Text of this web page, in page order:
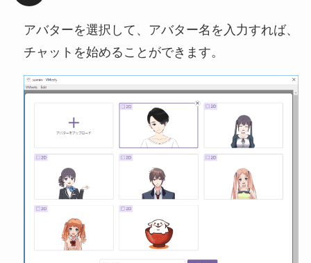
アバターを選択して、アバター名を入力すれば、
チャットを始めることができます。